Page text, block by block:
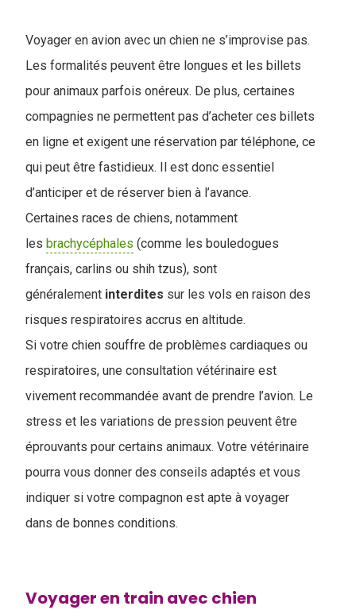
Voyager en avion avec un chien ne s’improvise pas.
Les formalités peuvent être longues et les billets
pour animaux parfois onéreux. De plus, certaines
compagnies ne permettent pas d’acheter ces billets
en ligne et exigent une réservation par téléphone, ce
qui peut être fastidieux. Il est donc essentiel
d’anticiper et de réserver bien à l’avance.
Certaines races de chiens, notamment
les brachycéphales (comme les bouledogues
français, carlins ou shih tzus), sont
généralement interdites sur les vols en raison des
risques respiratoires accrus en altitude.
Si votre chien souffre de problèmes cardiaques ou
respiratoires, une consultation vétérinaire est
vivement recommandée avant de prendre l’avion. Le
stress et les variations de pression peuvent être
éprouvants pour certains animaux. Votre vétérinaire
pourra vous donner des conseils adaptés et vous
indiquer si votre compagnon est apte à voyager
dans de bonnes conditions.
Voyager en train avec chien